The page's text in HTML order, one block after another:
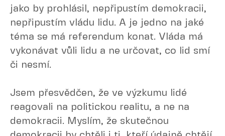
jako by prohlásil, nepřipustím demokracii,
nepřipustím vládu lidu. A je jedno na jaké
téma se má referendum konat. Vláda má
vykonávat vůli lidu a ne určovat, co lid smí
či nesmí.
Jsem přesvědčen, že ve výzkumu lidé
reagovali na politickou realitu, a ne na
demokracii. Myslím, že skutečnou